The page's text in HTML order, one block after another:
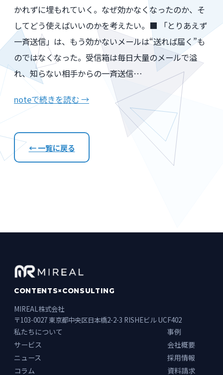
かれずに埋もれていく。なぜ効かなくなったのか、そ
してどう使えばいいのかを考えたい。■ 「とりあえず
一斉送信」は、もう効かないメールは“送れば届く”も
のではなくなった。受信箱は毎日大量のメールで溢
れ、知らない相手からの一斉送信…
noteで続きを読む →
← 一覧に戻る
CONTENTS×CONSULTING
MIREAL株式会社
〒103-0027 東京都中央区日本橋2-2-3 RISHEビル UCF402
私たちについて
サービス
ニュース
コラム
事例
会社概要
採用情報
資料請求